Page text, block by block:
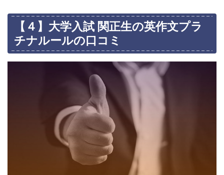
【４】大学入試 関正生の英作文プラ
チナルールの口コミ